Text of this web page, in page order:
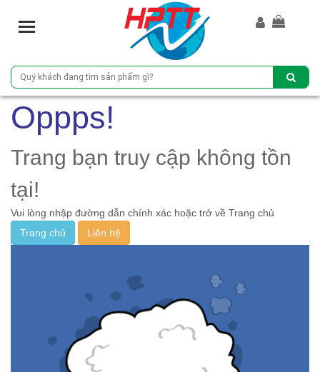
T
l
e
n
i
g
a
t
i
o
Oppps!
Trang bạn truy cập không tồn
tại!
Vui lòng nhập đường dẫn chính xác hoặc trở về Trang chủ
Trang chủ
Liên hệ